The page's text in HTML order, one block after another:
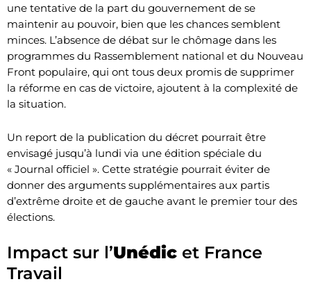
une tentative de la part du gouvernement de se
maintenir au pouvoir, bien que les chances semblent
minces. L’absence de débat sur le chômage dans les
programmes du Rassemblement national et du Nouveau
Front populaire, qui ont tous deux promis de supprimer
la réforme en cas de victoire, ajoutent à la complexité de
la situation.
Un report de la publication du décret pourrait être
envisagé jusqu’à lundi via une édition spéciale du
« Journal officiel ». Cette stratégie pourrait éviter de
donner des arguments supplémentaires aux partis
d’extrême droite et de gauche avant le premier tour des
élections.
Impact sur l’Unédic et France
Travail